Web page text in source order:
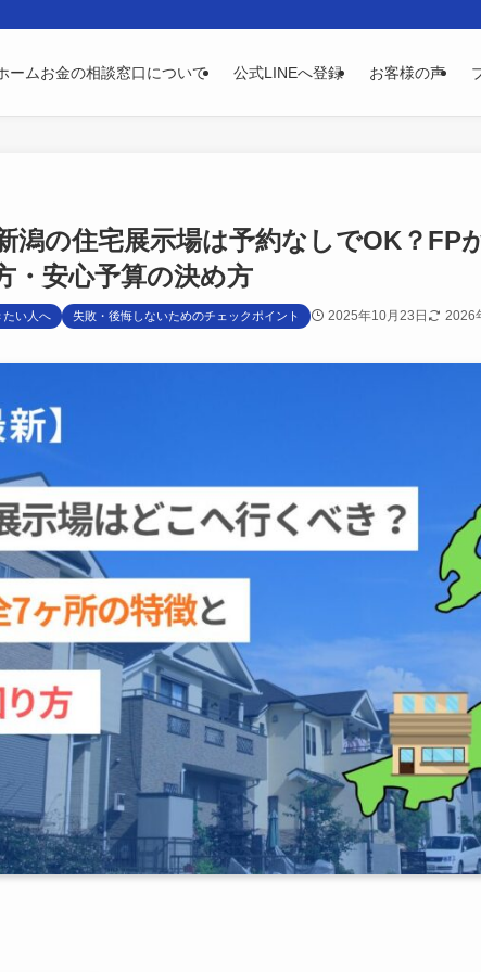
ームお金の相談窓口について 公式LINEへ登録 お客様の声
潟の住宅展示場は予約なしでOK？FP
・安心予算の決め方
たい人へ 失敗・後悔しないためのチェックポイント 2025年10月23日 2026